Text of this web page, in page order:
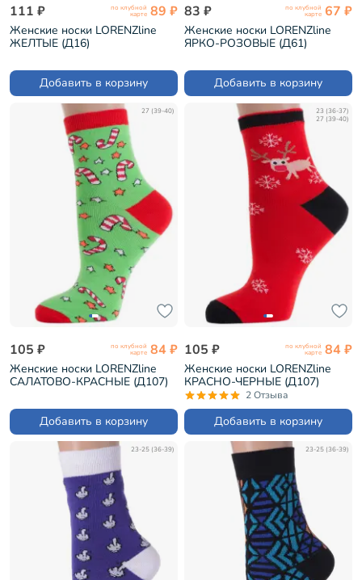
111 ₽ по клубной
карте 89 ₽
Женские носки LORENZline
ЖЕЛТЫЕ (Д16)
Добавить в корзину
83 ₽ по клубной
карте 67 ₽
Женские носки LORENZline
ЯРКО-РОЗОВЫЕ (Д61)
Добавить в корзину
27 (39-40)
105 ₽ по клубной
карте 84 ₽
Женские носки LORENZline
САЛАТОВО-КРАСНЫЕ (Д107)
Добавить в корзину
23 (36-37)
27 (39-40)
105 ₽ по клубной
карте 84 ₽
Женские носки LORENZline
КРАСНО-ЧЕРНЫЕ (Д107)
2 Отзыва
Добавить в корзину
23-25 (36-39) 23-25 (36-39)